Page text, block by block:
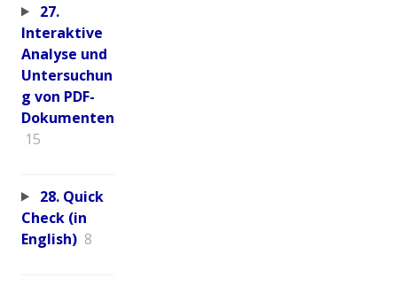
27.
Interaktive
Analyse und
Untersuchun
g von PDF-
Dokumenten
15
28. Quick
Check (in
English) 8